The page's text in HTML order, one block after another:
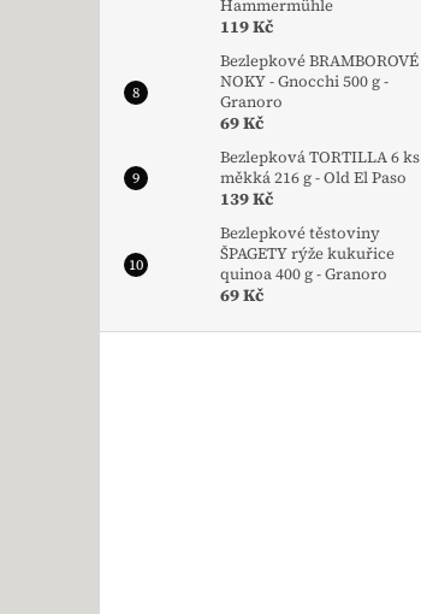
Hammermühle
119 Kč
Bezlepkové BRAMBOROVÉ
NOKY - Gnocchi 500 g -
Granoro
69 Kč
Bezlepková TORTILLA 6 ks
měkká 216 g - Old El Paso
139 Kč
Bezlepkové těstoviny
ŠPAGETY rýže kukuřice
quinoa 400 g - Granoro
69 Kč